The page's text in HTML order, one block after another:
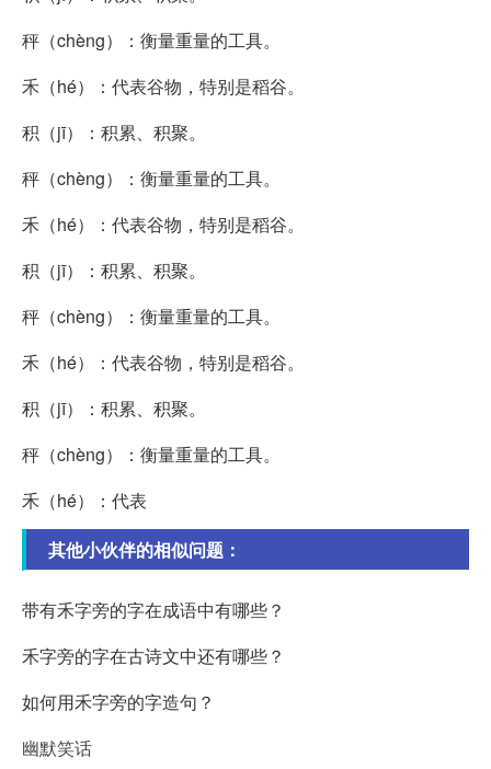
秤（chèng）：衡量重量的工具。
禾（hé）：代表谷物，特别是稻谷。
积（jī）：积累、积聚。
秤（chèng）：衡量重量的工具。
禾（hé）：代表谷物，特别是稻谷。
积（jī）：积累、积聚。
秤（chèng）：衡量重量的工具。
禾（hé）：代表谷物，特别是稻谷。
积（jī）：积累、积聚。
秤（chèng）：衡量重量的工具。
禾（hé）：代表
其他小伙伴的相似问题：
带有禾字旁的字在成语中有哪些？
禾字旁的字在古诗文中还有哪些？
如何用禾字旁的字造句？
幽默笑话